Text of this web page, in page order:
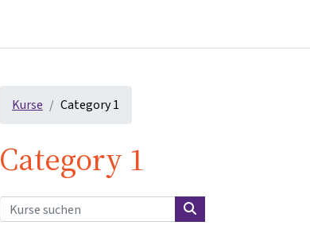
Kurse Category 1
Category 1
Kurse suchen
Kurse suchen